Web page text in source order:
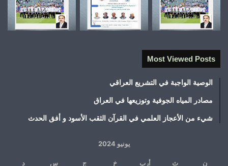
Most Viewed Posts
الوصية الواجبة في التشريع العراقي
مصادر المياه الجوفية وتوزيعها في العراق
شيء من الأعجاز العلمي في القرآن الثقب الأسود و أفق الحدث
يونيو 2024
ن ث أرب خ ج س د